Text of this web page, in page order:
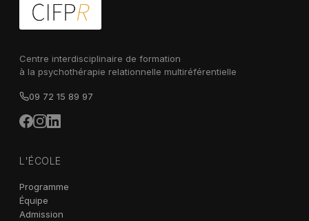
Centre interdisciplinaire de formation
à la psychothérapie relationnelle multiréférentielle
09 72 15 89 97
L'ÉCOLE
Programme
Équipe
Admission